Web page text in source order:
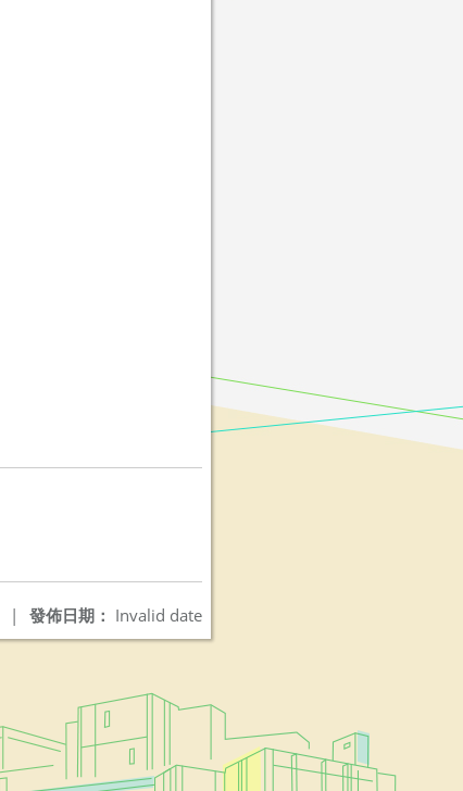
發佈日期： Invalid date
|